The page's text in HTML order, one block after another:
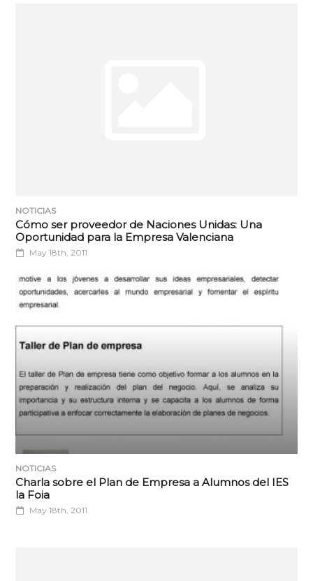
NOTICIAS
Cómo ser proveedor de Naciones Unidas: Una
Oportunidad para la Empresa Valenciana
May 18th, 2011
NOTICIAS
Charla sobre el Plan de Empresa a Alumnos del IES
la Foia
May 18th, 2011